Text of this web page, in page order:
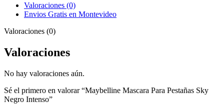
Valoraciones (0)
Envios Gratis en Montevideo
Valoraciones (0)
Valoraciones
No hay valoraciones aún.
Sé el primero en valorar “Maybelline Mascara Para Pestañas Sky
Negro Intenso”